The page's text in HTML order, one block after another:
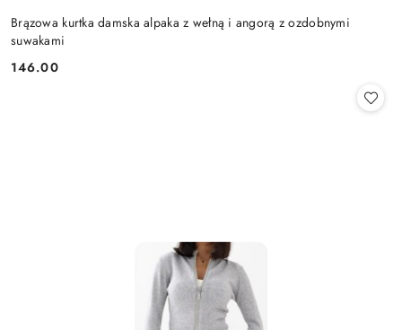
Brązowa kurtka damska alpaka z wełną i angorą z ozdobnymi
suwakami
Cena:
146.00